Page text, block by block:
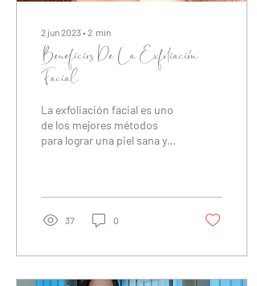
2 jun 2023∙ 2 min
Beneficios De La Exfoliación
Facial
La exfoliación facial es uno
de los mejores métodos
para lograr una piel sana y
37 0